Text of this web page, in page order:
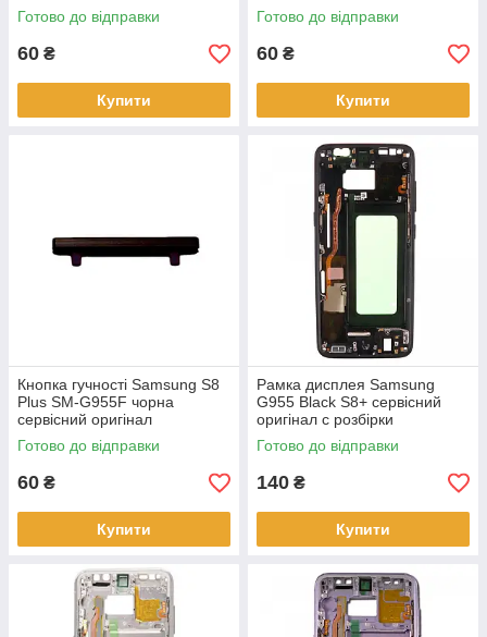
Готово до відправки
60 ₴
Купити
Готово до відправки
60 ₴
Купити
Кнопка гучності Samsung S8
Plus SM-G955F чорна
сервісний оригінал
Готово до відправки
60 ₴
Купити
Рамка дисплея Samsung
G955 Black S8+ сервісний
оригінал c розбірки
Готово до відправки
140 ₴
Купити